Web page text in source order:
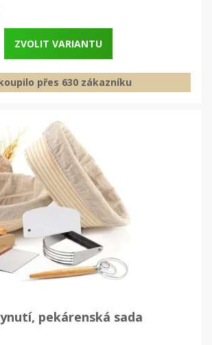
ZVOLIT VARIANTU
přes 630 zákazníku
pekárenská sada